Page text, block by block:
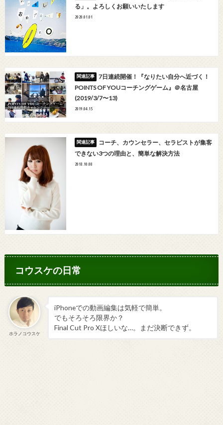
る」。よろしくお願いいたします
2020.01.01
7日連続開催！『なりたい自分へ近づく！
POINTS OF YOUコーチングゲーム』＠名古屋
(2019/3/7〜13)
2019.04.15
コーチ、カウンセラー、セラピストが集客
できない3つの理由と、簡単な解決方法
2018.10.08
コウスケの日常
ホラノコウスケ
iPhoneでの動画編集は気軽で簡単。
でもそろそろ限界か？
Final Cut Pro Xほしいな…。まだ決断できず。